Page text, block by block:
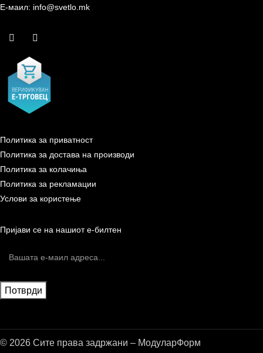
Е-маил: info@svetlo.mk
Политика за приватност
Политика за достава на производи
Политика за колачиња
Политика за рекламации
Услови за користење
Пријави се на нашиот е-билтен
© 2026 Сите права задржани – МодуларФорм